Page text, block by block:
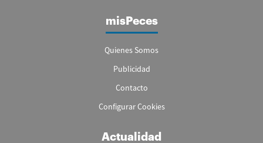
misPeces
Quienes Somos
Publicidad
Contacto
Configurar Cookies
Actualidad